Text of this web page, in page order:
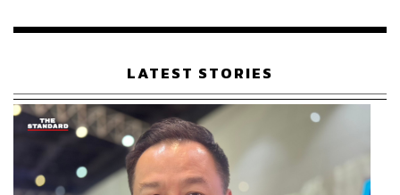
เชี่ยวชาญระดับโลกและความเข้าใจตลาดท้องถิ่น ด้วย
ประเทศ EXUS นำแนวปฏิบัติที่ดีที่สุดจากตลาดที่หลาก
หลายมาปรับให้ตอบโจทย์บริบทเฉพาะของแต่ละ
องค์กร บนปรัชญาที่เชื่อว่าเทคโนโลยีการติดตามหนี้ที่
ดีที่สุด ต้องสร้างผลลัพธ์ที่ดีให้ทั้งสองฝ่าย สถาบันการ
เงินได้ตัวเลขที่แข็งแกร่ง และลูกค้าได้รับการดูแลอย่าง
มีศักดิ์ศรีและเป็นธรรม
เรือนไทยที่ถูกซุกไว้
LATEST STORIES